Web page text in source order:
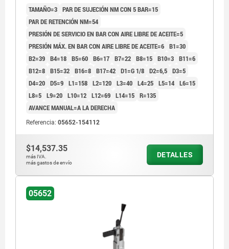
TAMAÑO=3 PAR DE SUJECIÓN NM CON 5 BAR=15
PAR DE RETENCIÓN NM=54
PRESIÓN DE SERVICIO EN BAR CON AIRE LIBRE DE ACEITE=5
PRESIÓN MÁX. EN BAR CON AIRE LIBRE DE ACEITE=6 B1=30
B2=39 B4=18 B5=60 B6=17 B7=22 B8=15 B10=3 B11=6
B12=8 B15=32 B16=8 B17=42 D1=G 1/8 D2=6,5 D3=5
D4=20 D5=9 L1=158 L2=120 L3=40 L4=25 L5=14 L6=15
L8=5 L9=20 L10=12 L12=69 L14=15 R=135
AVANCE MANUAL=A LA DERECHA
Referencia: 05652-154112
$14,537.35
más IVA.
más gastos de envío
DETALLES
05652